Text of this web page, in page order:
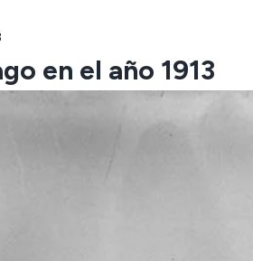
en el año 1913